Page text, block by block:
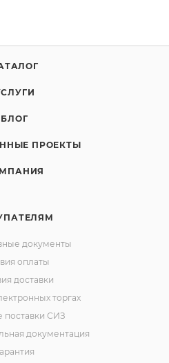
БЛОГ
ПРОЕКТЫ
документы
оплаты
доставки
торгах
поставки СИЗ
документация